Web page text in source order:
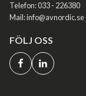
Telefon: 033 - 226380
Mail: info@avnordic.se
FÖLJ OSS